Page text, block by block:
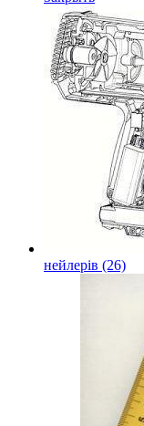
нейлерів (26)